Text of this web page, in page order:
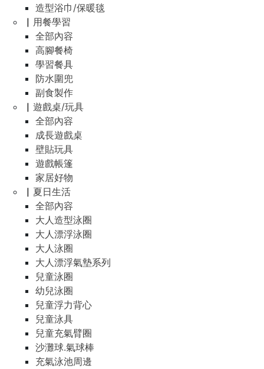
造型浴巾/保暖毯
▏用餐學習
全部內容
高腳餐椅
學習餐具
防水圍兜
副食製作
▏遊戲桌/玩具
全部內容
成長遊戲桌
壁貼玩具
遊戲帳篷
家居好物
▏夏日生活
全部內容
大人造型泳圈
大人漂浮泳圈
大人泳圈
大人漂浮氣墊系列
兒童泳圈
幼兒泳圈
兒童浮力背心
兒童泳具
兒童充氣臂圈
沙灘球.氣球棒
充氣泳池周邊